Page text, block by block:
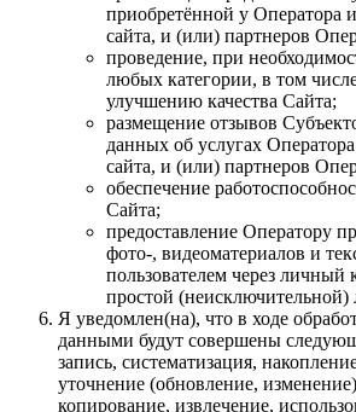
приобретённой у Оператора
сайта, и (или) партнеров
проведение, при
любых категории, в том
улучшению качества Сайта;
размещение отзывов
данных об услугах
сайта, и (или) партнеров
обеспечение
Сайта;
предоставление Оператору
фото-, видеоматериалов и
пользователем через личный
простой (неисключительной)
Я уведомлен(на), что в ходе
данными будут совершены
запись, систематизация,
уточнение (обновление,
копирование, извлечение,